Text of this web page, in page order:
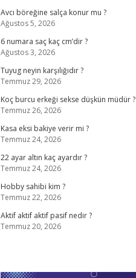
Avcı böreğine salça konur mu ?
Ağustos 5, 2026
6 numara saç kaç cm’dir ?
Ağustos 3, 2026
Tuyug neyin karşılığıdır ?
Temmuz 29, 2026
Koç burcu erkeği sekse düşkün müdür ?
Temmuz 26, 2026
Kasa eksi bakiye verir mi ?
Temmuz 24, 2026
22 ayar altın kaç ayardır ?
Temmuz 24, 2026
Hobby sahibi kim ?
Temmuz 22, 2026
Aktif aktif aktif pasif nedir ?
Temmuz 20, 2026